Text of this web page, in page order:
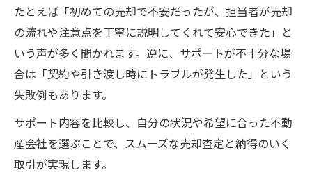
たとえば「初めての売却で不安だったが、担当者が売却
の流れや注意点を丁寧に説明してくれて安心できた」と
いう声が多く聞かれます。逆に、サポートが不十分な場
合は「契約や引き渡し時にトラブルが発生した」という
失敗例もあります。
サポート内容を比較し、自分の状況や希望に合った不動
産会社を選ぶことで、スムーズな売却査定と納得のいく
取引が実現します。